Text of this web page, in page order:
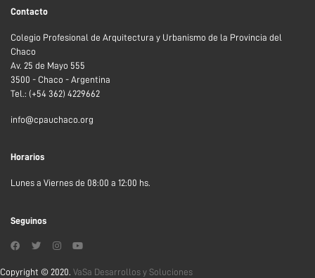
Contacto
Colegio Profesional de Arquitectura y Urbanismo de la Provincia del
Chaco
Av. 25 de Mayo 555
3500 - Chaco - Argentina
Tel.: (+54 362) 4229662
info@cpauchaco.org
Horarios
Lunes a Viernes de 08:00 a 12:00 hs.
Seguinos
Copyright © 2020. VaSa Desarrollos y Soluciones